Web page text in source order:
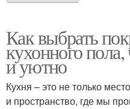
Как выбрать
кухонного
и уютно
Кухня – это не только
и пространство, где мы